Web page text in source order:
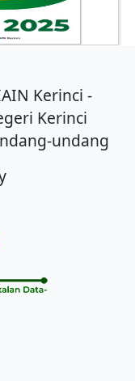
Kerinci -
Kerinci.
undang.